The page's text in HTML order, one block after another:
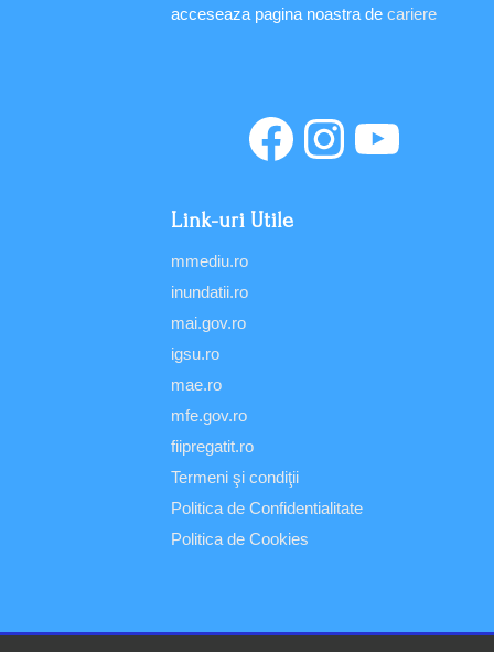
acceseaza pagina noastra de cariere
Link-uri Utile
mmediu.ro
inundatii.ro
mai.gov.ro
igsu.ro
mae.ro
mfe.gov.ro
fiipregatit.ro
Termeni şi condiţii
Politica de Confidentialitate
Politica de Cookies